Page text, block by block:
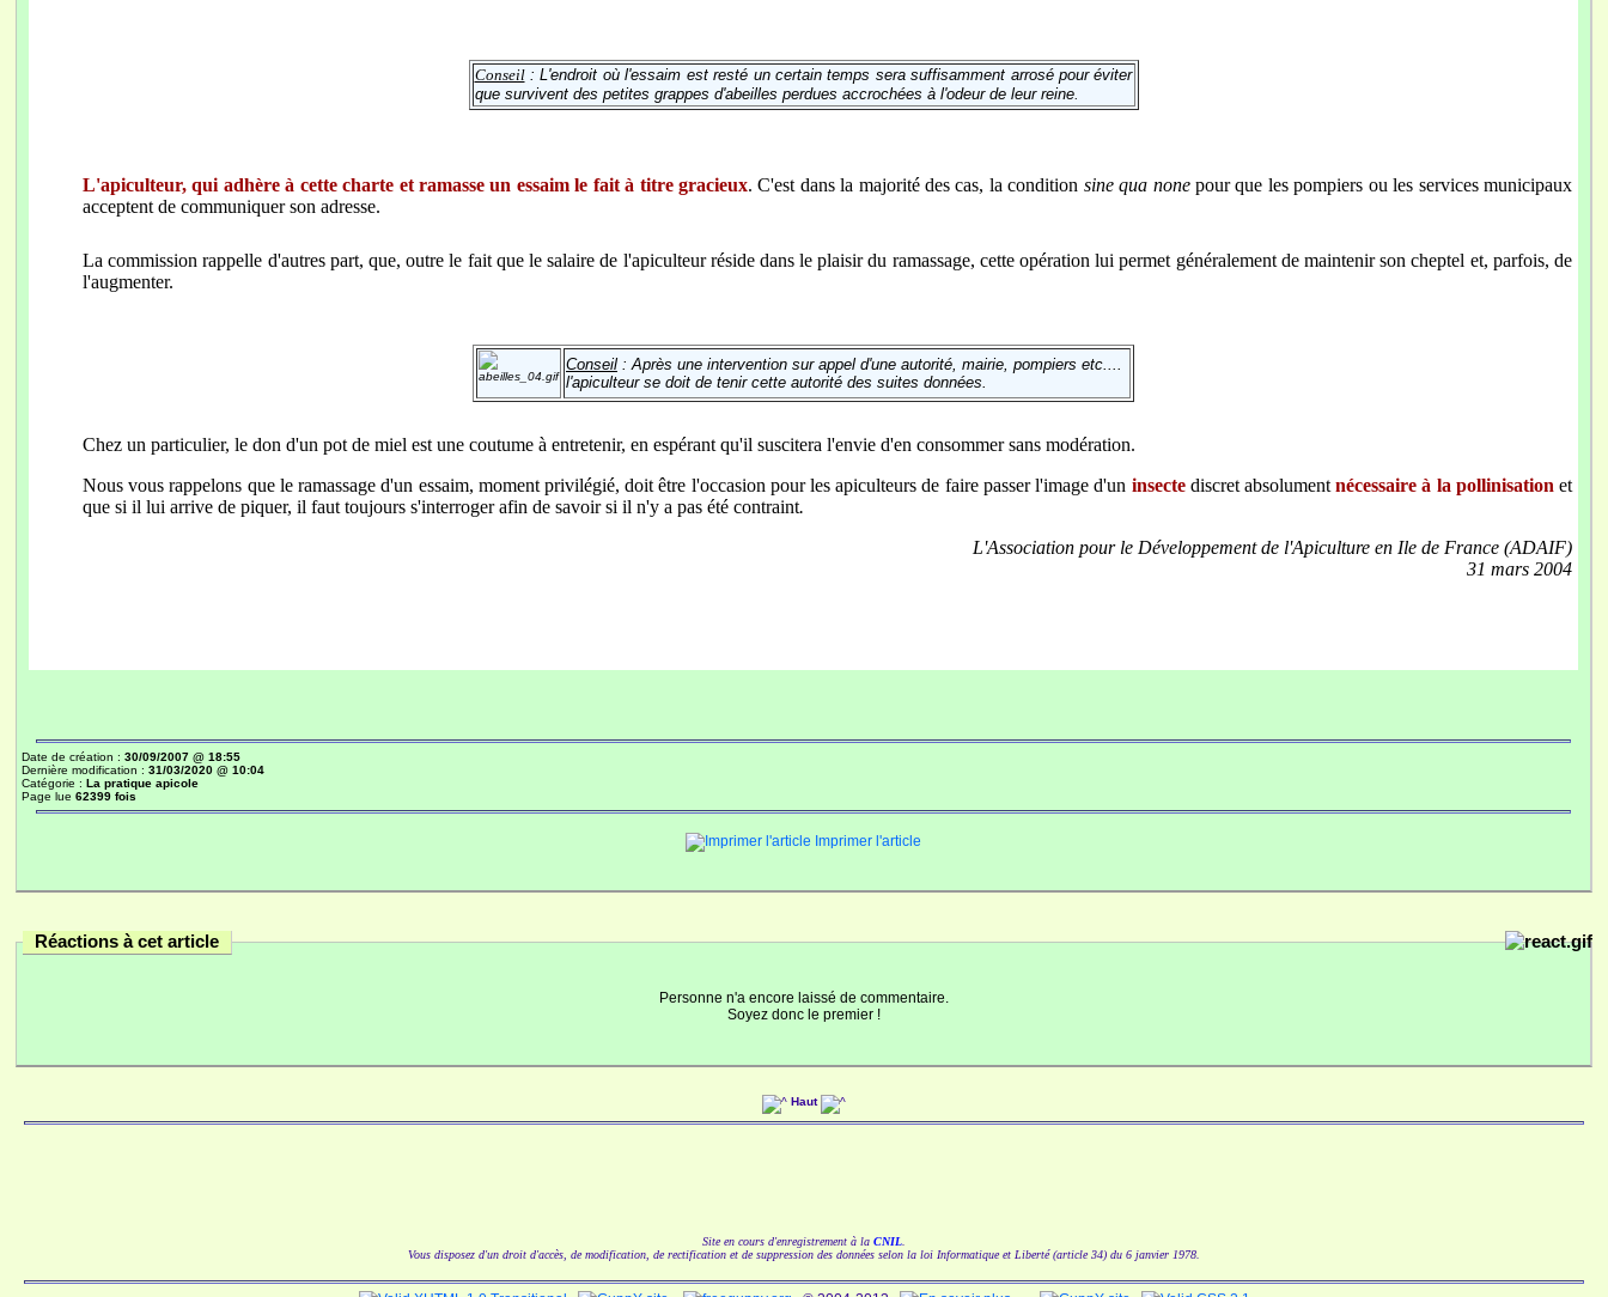
Conseil: L'endroit où l'essaim est resté un certain temps sera suffisamment arrosé pour éviter
que survivent des petites grappes d'abeilles perdues accrochées à l'odeur de leur reine.
L'apiculteur, qui adhère à cette charte et ramasse un essaim le fait à titre gracieux. C'est dans la majorité des cas, la condition sine qua nonepour que les pompiers ou les services municipaux
acceptent de communiquer son adresse.
La commission rappelle d'autres part, que, outre le fait que le salaire de l'apiculteur réside dans le plaisir du ramassage, cette opération lui permet généralement de maintenir son cheptel et, parfois, de
l'augmenter.
Conseil : Après une intervention sur appel d'une autorité, mairie, pompiers etc....
l'apiculteur se doit de tenir cette autorité des suites données.
Chez un particulier, le don d'un pot de miel est une coutume à entretenir, en espérant qu'il suscitera l'envie d'en consommer sans modération.
Nous vous rappelons que le ramassage d'un essaim, moment privilégié, doit être l'occasion pour les apiculteurs de faire passer l'image d'un insectediscret absolumentnécessaire à la pollinisation et
que si il lui arrive de piquer, il faut toujours s'interroger afin de savoir si il n'y a pas été contraint.
L'Association pour le Développement de l'Apiculture en Ile de France (ADAIF)
31 mars 2004
Date de création : 30/09/2007 @ 18:55
Dernière modification : 31/03/2020 @ 10:04
Catégorie : La pratique apicole
Page lue 62399 fois
Imprimer l'article
Réactions à cet article
Personne n'a encore laissé de commentaire.
Soyez donc le premier !
Haut
Site en cours d'enregistrement à la CNIL
Vous disposez d'un droit d'accès, de modification, de rectification et de suppression des données selon la loi Informatique et Liberté (article 34) du 6 janvier 1978.